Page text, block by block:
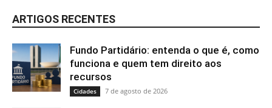
ARTIGOS RECENTES
Fundo Partidário: entenda o que é, como
funciona e quem tem direito aos
recursos
Cidades 7 de agosto de 2026